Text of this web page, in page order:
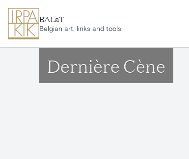
BALaT
Belgian art, links and tools
Dernière Cène